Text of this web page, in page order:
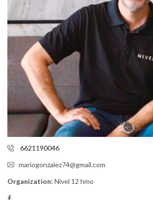
6621190046
mariogonzalez74@gmail.com
Organization: Nivel 12 hmo